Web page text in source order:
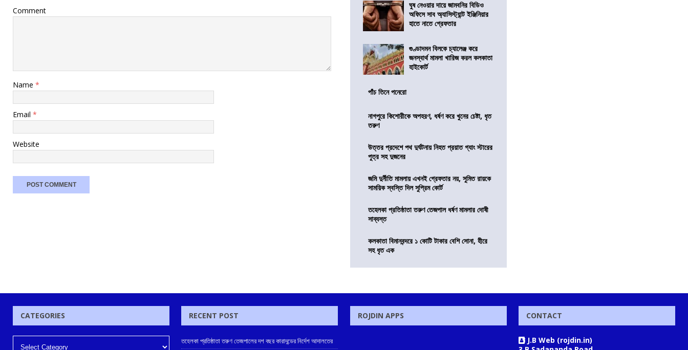
Comment
Name *
Email *
Website
ঘুষ নেওয়ার দায়ে জামবনির বিডিও
অফিসে সাব অ্যাসিস্ট্যান্ট ইঞ্জিনিয়ার
হাতে নাতে গ্রেফতার
গুণ্ডাদমন বিলকে চ্যালেঞ্জ করে
জনস্বার্থ মামলা খারিজ করল কলকাতা
হাইকোর্ট
পাঁচ তিনে পনেরো
নাগপুরে কিশোরীকে অপহরণ, ধর্ষণ করে খুনের চেষ্টা, ধৃত
তরুণ
উত্তর প্রদেশে পথ দুর্ঘটনায় নিহত প্রয়াত গ্যাং স্টারের
পুত্র সহ দুজনের
জমি দুর্নীতি মামলায় এখনই গ্রেফতার নয়, সুমিত রায়কে
সাময়িক স্বস্তি দিল সুপ্রিম কোর্ট
তহেলকা প্রতিষ্ঠাতা তরুণ তেজপাল ধর্ষণ মামলার দোষী
সাব্যস্ত
কলকাতা বিমানবন্দরে ১ কোটি টাকার বেশি সোনা, হীরে
সহ ধৃত এক
CATEGORIES RECENT POST
তহেলকা প্রতিষ্ঠাতা তরুণ তেজপালের দশ বছর কারাদন্ডের নির্দেশ আদালতের
ROJDIN APPS CONTACT
J.B Web (rojdin.in)